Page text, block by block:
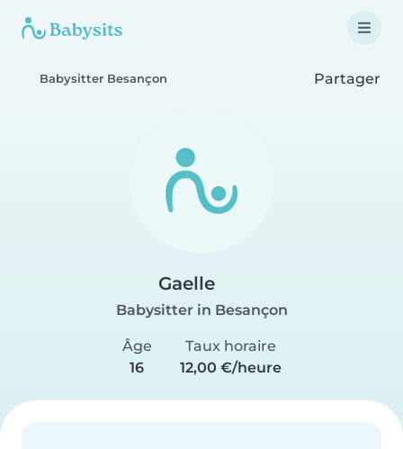
Babysitter Besançon Partager
Gaelle
Babysitter in Besançon
Âge
16
Taux horaire
12,00 €/heure